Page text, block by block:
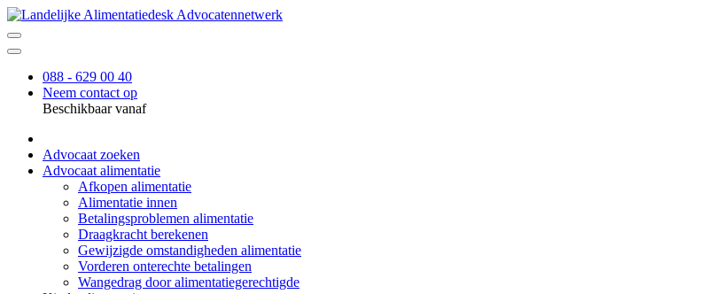
088 - 629 00 40
Neem contact op
Beschikbaar vanaf
Advocaat zoeken
Advocaat alimentatie
Afkopen alimentatie
Alimentatie innen
Betalingsproblemen alimentatie
Draagkracht berekenen
Gewijzigde omstandigheden alimentatie
Vorderen onterechte betalingen
Wangedrag door alimentatiegerechtigde